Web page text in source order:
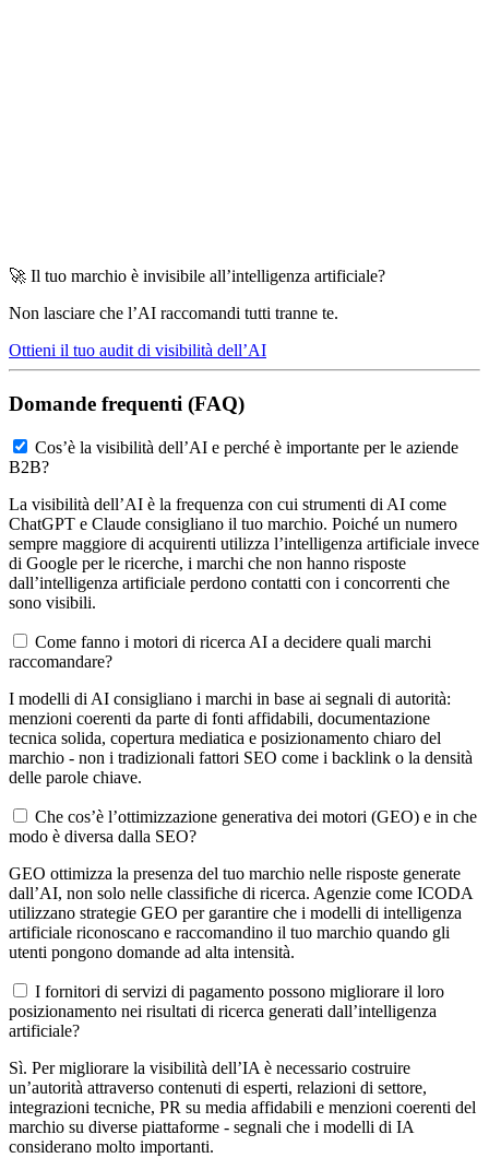
🚀 Il tuo marchio è invisibile all’intelligenza artificiale?
Non lasciare che l’AI raccomandi tutti tranne te.
Ottieni il tuo audit di visibilità dell’AI
Domande frequenti (FAQ)
Cos’è la visibilità dell’AI e perché è importante per le aziende
B2B?
La visibilità dell’AI è la frequenza con cui strumenti di AI come
ChatGPT e Claude consigliano il tuo marchio. Poiché un numero
sempre maggiore di acquirenti utilizza l’intelligenza artificiale invece
di Google per le ricerche, i marchi che non hanno risposte
dall’intelligenza artificiale perdono contatti con i concorrenti che
sono visibili.
Come fanno i motori di ricerca AI a decidere quali marchi
raccomandare?
I modelli di AI consigliano i marchi in base ai segnali di autorità:
menzioni coerenti da parte di fonti affidabili, documentazione
tecnica solida, copertura mediatica e posizionamento chiaro del
marchio - non i tradizionali fattori SEO come i backlink o la densità
delle parole chiave.
Che cos’è l’ottimizzazione generativa dei motori (GEO) e in che
modo è diversa dalla SEO?
GEO ottimizza la presenza del tuo marchio nelle risposte generate
dall’AI, non solo nelle classifiche di ricerca. Agenzie come ICODA
utilizzano strategie GEO per garantire che i modelli di intelligenza
artificiale riconoscano e raccomandino il tuo marchio quando gli
utenti pongono domande ad alta intensità.
I fornitori di servizi di pagamento possono migliorare il loro
posizionamento nei risultati di ricerca generati dall’intelligenza
artificiale?
Sì. Per migliorare la visibilità dell’IA è necessario costruire
un’autorità attraverso contenuti di esperti, relazioni di settore,
integrazioni tecniche, PR su media affidabili e menzioni coerenti del
marchio su diverse piattaforme - segnali che i modelli di IA
considerano molto importanti.